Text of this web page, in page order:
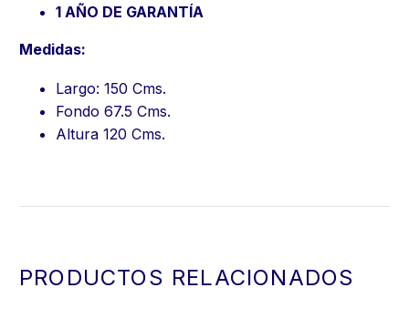
1 AÑO DE GARANTÍA
Medidas:
Largo: 150 Cms.
Fondo 67.5 Cms.
Altura 120 Cms.
PRODUCTOS RELACIONADOS